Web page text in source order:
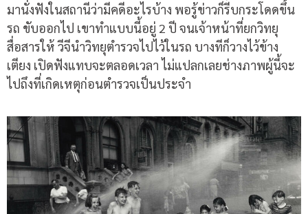
มานั่งฟังในสถานีว่ามีคดีอะไรบ้าง พอรู้ข่าวก็รีบกระโดดขึ้น
รถ ขับออกไป เขาทำแบบนี้อยู่ 2 ปี จนเจ้าหน้าที่ยกวิทยุ
สื่อสารให้ วีจีนำวิทยุตำรวจไปไว้ในรถ บางทีก็วางไว้ข้าง
เตียง เปิดฟังแทบจะตลอดเวลา ไม่แปลกเลยช่างภาพผู้นี้จะ
ไปถึงที่เกิดเหตุก่อนตำรวจเป็นประจำ